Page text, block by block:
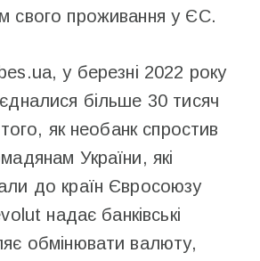
свого проживання у ЄС.
у березні 2022 року
більше 30 тисяч
того, як необанк спростив
України, які
до країн Євросоюзу
надає банківські
обмінювати валюту,